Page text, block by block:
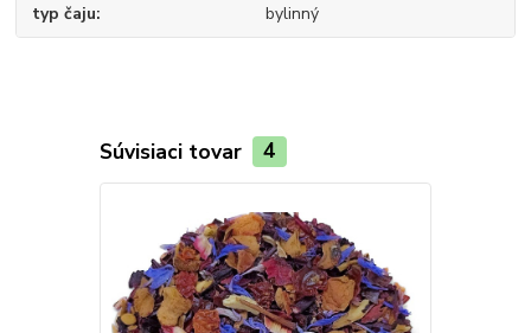
typ čaju bylinný
Súvisiaci tovar 4